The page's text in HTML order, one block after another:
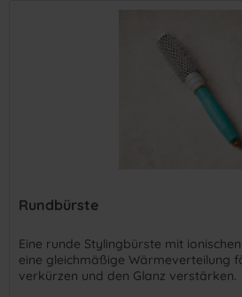
Rundbürste
Eine runde Stylingbürste mit
eine gleichmäßige Wärmeverteilung
verkürzen und den Glanz verstärken.